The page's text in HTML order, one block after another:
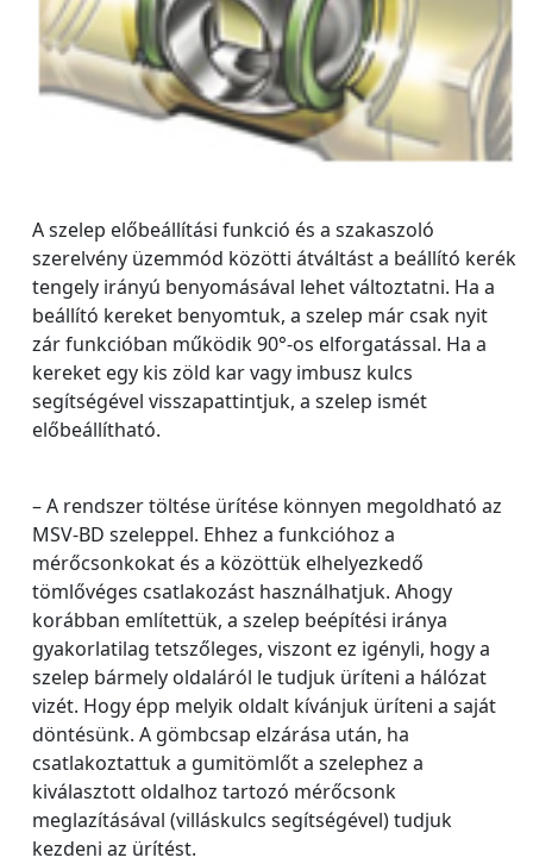
A szelep előbeállítási funkció és a szakaszoló
szerelvény üzemmód közötti átváltást a beállító kerék
tengely irányú benyomásával lehet változtatni. Ha a
beállító kereket benyomtuk, a szelep már csak nyit
zár funkcióban működik 90°-os elforgatással. Ha a
kereket egy kis zöld kar vagy imbusz kulcs
segítségével visszapattintjuk, a szelep ismét
előbeállítható.
– A rendszer töltése ürítése könnyen megoldható az
MSV-BD szeleppel. Ehhez a funkcióhoz a
mérőcsonkokat és a közöttük elhelyezkedő
tömlővéges csatlakozást használhatjuk. Ahogy
korábban említettük, a szelep beépítési iránya
gyakorlatilag tetszőleges, viszont ez igényli, hogy a
szelep bármely oldaláról le tudjuk üríteni a hálózat
vizét. Hogy épp melyik oldalt kívánjuk üríteni a saját
döntésünk. A gömbcsap elzárása után, ha
csatlakoztattuk a gumitömlőt a szelephez a
kiválasztott oldalhoz tartozó mérőcsonk
meglazításával (villáskulcs segítségével) tudjuk
kezdeni az ürítést.